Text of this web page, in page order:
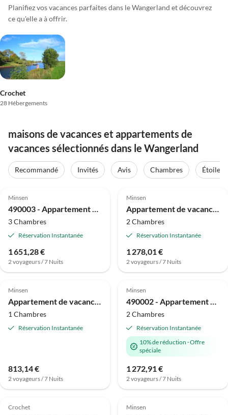
Planifiez vos vacances parfaites dans le Wangerland et découvrez
ce qu'elle a à offrir.
Crochet
28 Hébergements
maisons de vacances et appartements de
vacances sélectionnés dans le Wangerland
Recommandé Invités Avis Chambres
Étoiles
Minsen
3 Chambres
Réservation Instantanée
1 651,28 €
2 voyageurs / 7 Nuits
Minsen
2 Chambres
Réservation Instantanée
1 278,01 €
2 voyageurs / 7 Nuits
4.6 (24)
Minsen
1 Chambres
Réservation Instantanée
813,14 €
2 voyageurs / 7 Nuits
4.8 (22)
Minsen
2 Chambres
Réservation Instantanée
10% de réduction ·Offre
spéciale
1 272,91 €
2 voyageurs / 7 Nuits
Annonce
5.0 (15)
Crochet
4.8 (10)
Minsen